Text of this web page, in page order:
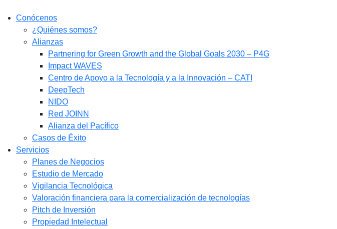
Conócenos
¿Quiénes somos?
Alianzas
Partnering for Green Growth and the Global Goals 2030 – P4G
Impact WAVES
Centro de Apoyo a la Tecnología y a la Innovación – CATI
DeepTech
NIDO
Red JOINN
Alianza del Pacífico
Casos de Éxito
Servicios
Planes de Negocios
Estudio de Mercado​
Vigilancia Tecnológica
Valoración financiera para la comercialización de tecnologías
Pitch de Inversión
Propiedad Intelectual